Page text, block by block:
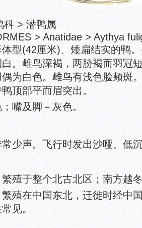
科 > 潜鸭属
> Anatidae > Aythya
型(42厘米)、矮扁结实的鸭
。雌鸟深褐，两胁褐而羽冠
为白色。雌鸟有浅色脸颊斑
顶部平而眉突出。
嘴及脚－灰色。
少声。飞行时发出沙哑、低
殖于整个北古北区；南方越
殖在中国东北，迁徙时经中
见。